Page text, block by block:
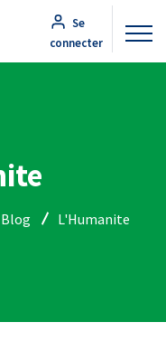
Se
connecter
Blog L'Humanite